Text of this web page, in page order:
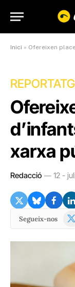
Inici » Ofereixen
xarxa
Redacció 12 -
Segueix-nos
X